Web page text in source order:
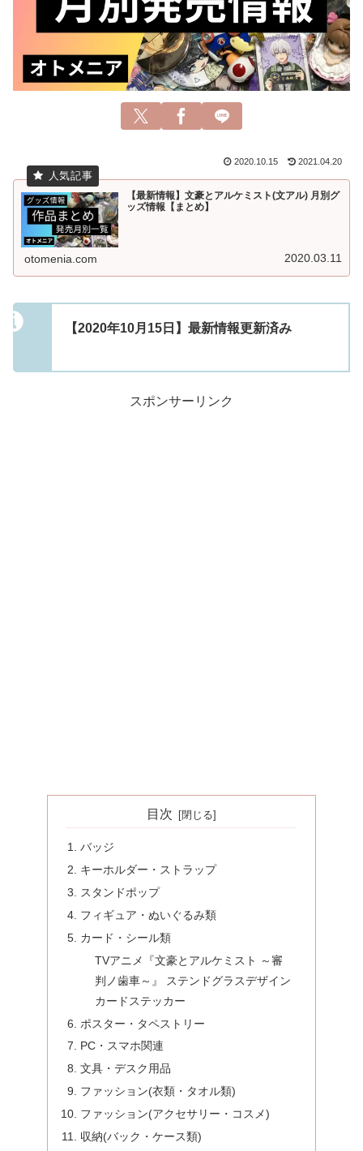
2020.10.15 2021.04.20
【最新情報】文豪とアルケミスト(文アル) 月別グ
ッズ情報【まとめ】
otomenia.com 2020.03.11
【2020年10月15日】最新情報更新済み
スポンサーリンク
目次
バッジ
キーホルダー・ストラップ
スタンドポップ
フィギュア・ぬいぐるみ類
カード・シール類
TVアニメ『文豪とアルケミスト ～審
判ノ歯車～』 ステンドグラスデザイン
カードステッカー
ポスター・タペストリー
PC・スマホ関連
文具・デスク用品
ファッション(衣類・タオル類)
ファッション(アクセサリー・コスメ)
収納(バック・ケース類)